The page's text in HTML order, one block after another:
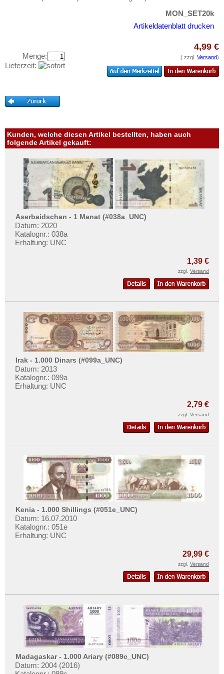
Saudi Arabien
Straits Settlements
Südkorea
Syrien
Tadschikistan
Taiwan
Thailand
Timor
Turkmenistan
Usbekistan
Aufbewahrung
Gutscheine
Kontakt
Informationen
Preislisten
Ankauf
Erhaltungsgrade
Gratisbanknoten
FAQ
Mehr über...
Zahlungsbedingungen
Impressum
MON_SET20k
Artikeldatenblatt drucken
Menge:
Lieferzeit:
4,99 €
( zzgl. Versand)
Kunden, welche diesen Artikel bestellten, haben auch
folgende Artikel gekauft:
Aserbaidschan - 1 Manat (#038a_UNC)
Datum: 2020
Katalognr.: 038a
Erhaltung: UNC
1,39 €
zzgl. Versand
Irak - 1.000 Dinars (#099a_UNC)
Datum: 2013
Katalognr.: 099a
Erhaltung: UNC
2,79 €
zzgl. Versand
Kenia - 1.000 Shillings (#051e_UNC)
Datum: 16.07.2010
Katalognr.: 051e
Erhaltung: UNC
29,99 €
zzgl. Versand
Madagaskar - 1.000 Ariary (#089c_UNC)
Datum: 2004 (2016)